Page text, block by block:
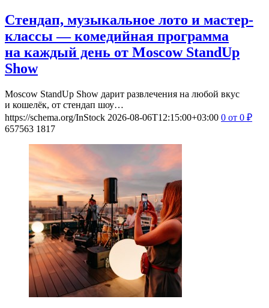
Стендап, музыкальное лото и мастер-
классы — комедийная программа
на каждый день от Moscow StandUp
Show
Moscow StandUp Show дарит развлечения на любой вкус
и кошелёк, от стендап шоу…
https://schema.org/InStock 2026-08-06T12:15:00+03:00 0 от 0 ₽
657563 1817